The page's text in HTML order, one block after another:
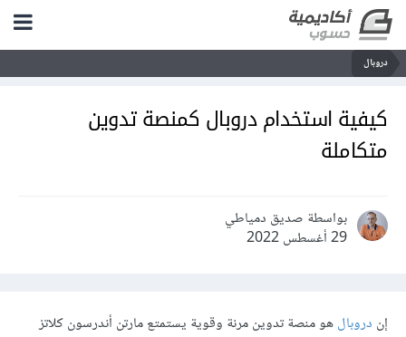
دروبال
كيفية استخدام دروبال كمنصة تدوين
متكاملة
بواسطة صديق دمياطي
29 أغسطس 2022
إن دروبالهو منصة تدوين مرنة وقوية يستمتع مارتن أندرسون كلاتز